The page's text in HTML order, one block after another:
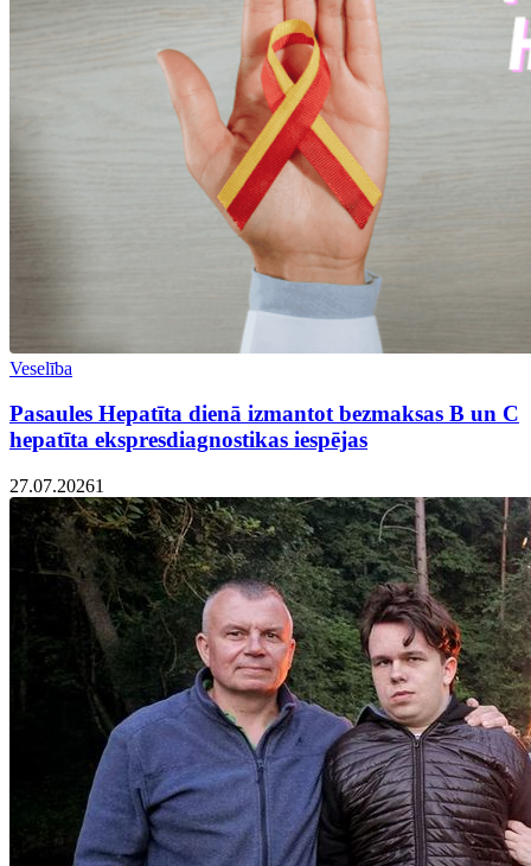
Veselība
Pasaules Hepatīta dienā izmantot bezmaksas B un C
hepatīta ekspresdiagnostikas iespējas
27.07.20261